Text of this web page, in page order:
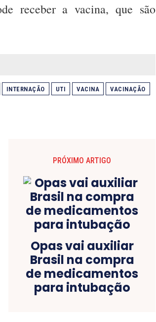
receber a vacina, que são
INTERNAÇÃO UTI VACINA VACINAÇÃO
PRÓXIMO ARTIGO
Opas vai auxiliar
Brasil na compra
de medicamentos
para intubação